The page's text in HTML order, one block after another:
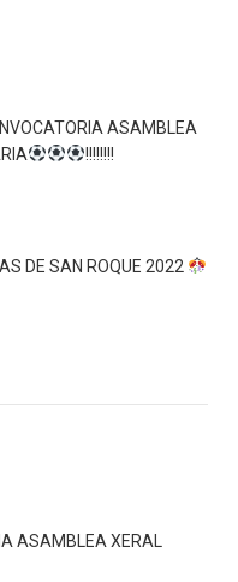
ASAMBLEA
!!!!!!!!
DE SAN ROQUE 2022
ASAMBLEA XERAL